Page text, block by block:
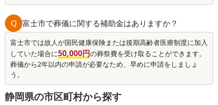
Q 富士市で葬儀に関する補助金はありますか？
富士市では故人が国民健康保険または後期高齢者医療制度に加入
していた場合に50,000円の葬祭費を受け取ることができます。
葬儀から2年以内の申請が必要なため、早めに申請をしましょ
う。
静岡県の市区町村から探す